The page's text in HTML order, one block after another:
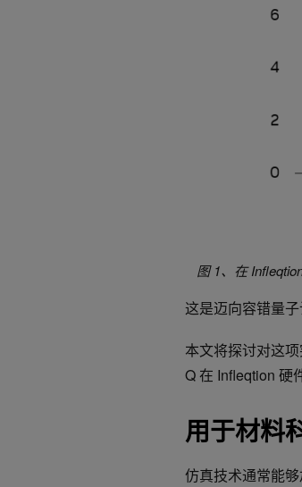
图 1、在
这是迈向容错量
本文将探讨对这
Q 在 Infleqtion 硬
用于材料
仿真技术通常能